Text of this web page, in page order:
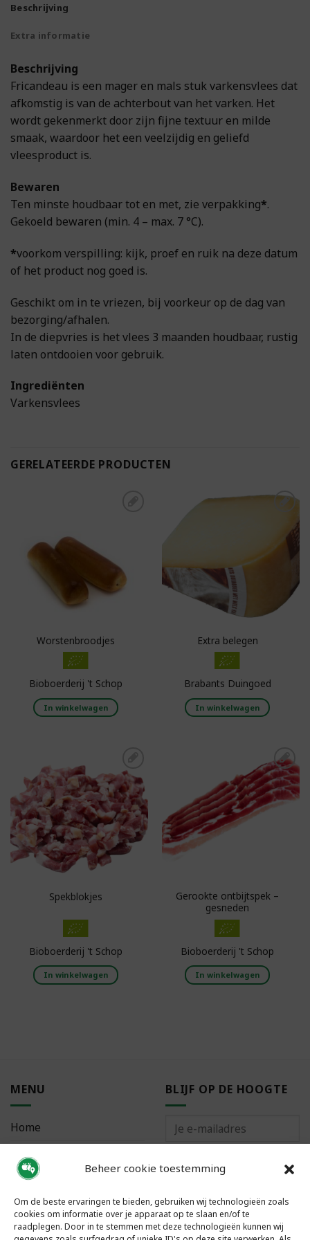
Beheer cookie toestemming
Om de beste ervaringen te bieden, gebruiken wij technologieën zoals
cookies om informatie over je apparaat op te slaan en/of te
raadplegen. Door in te stemmen met deze technologieën kunnen wij
Beschrijving
Extra informatie
Beschrijving
Fricandeau is een mager en mals stuk varkensvlees dat
afkomstig is van de achterbout van het varken. Het
wordt gekenmerkt door zijn fijne textuur en milde
smaak, waardoor het een veelzijdig en geliefd
vleesproduct is.
Bewaren
Ten minste houdbaar tot en met, zie verpakking*.
Gekoeld bewaren (min. 4 – max. 7 °C).
*voorkom verspilling: kijk, proef en ruik na deze datum
of het product nog goed is.
Geschikt om in te vriezen, bij voorkeur op de dag van
bezorging/afhalen.
In de diepvries is het vlees 3 maanden houdbaar, rustig
laten ontdooien voor gebruik.
Ingrediënten
Varkensvlees
GERELATEERDE PRODUCTEN
Worstenbroodjes
Bioboerderij 't Schop
In winkelwagen
boodschappenlijst
Extra belegen
Brabants Duingoed
In winkelwagen
Toevoegen aan
boodschappenlijst
Spekblokjes
Bioboerderij 't Schop
In winkelwagen
Toevoegen aan
boodschappenlijst
Gerookte ontbijtspek –
gesneden
Bioboerderij 't Schop
In winkelwagen
MENU
Home
Bestellen
Meest gestelde vragen
BLIJF OP DE HOOGTE